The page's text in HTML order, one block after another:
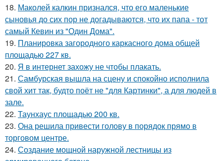
18. Маколей калкин признался, что его маленькие
сыновья до сих пор не догадываются, что их папа - тот
самый Кевин из "Один Дома".
19. Планировка загородного каркасного дома общей
площадью 227 кв.
20. Я в интернет захожу не чтобы плакать.
21. Самбурская вышла на сцену и спокойно исполнила
свой хит так, будто поёт не "для Картинки", а для людей в
зале.
22. Таунхаус площадью 200 кв.
23. Она решила привести голову в порядок прямо в
торговом центре.
24. Создание мощной наружной лестницы из